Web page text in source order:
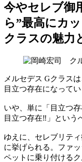
今やセレブ御
ら”最高にカ
クラスの魅力
メルセデス Gクラス
目立つ存在になってい
いや、単に「目立つ
目立つ存在‼」という
ゆえに、セレブリテ
に挙げられる。ファ
ペットに乗り付ける